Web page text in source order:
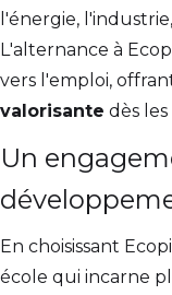
l'énergie,
L'alternance à
vers l'emploi,
valorisante dès
Un
En choisissant
école qui incarne